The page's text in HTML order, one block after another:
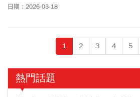
代理人時代，全面洗牌既有的數位版圖。
日期：2026-03-18
1 2 3 4 5
熱門話題